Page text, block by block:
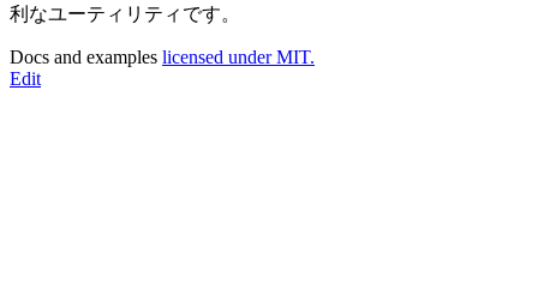
利なユーティリティです。
Docs and examples licensed under MIT.
Edit